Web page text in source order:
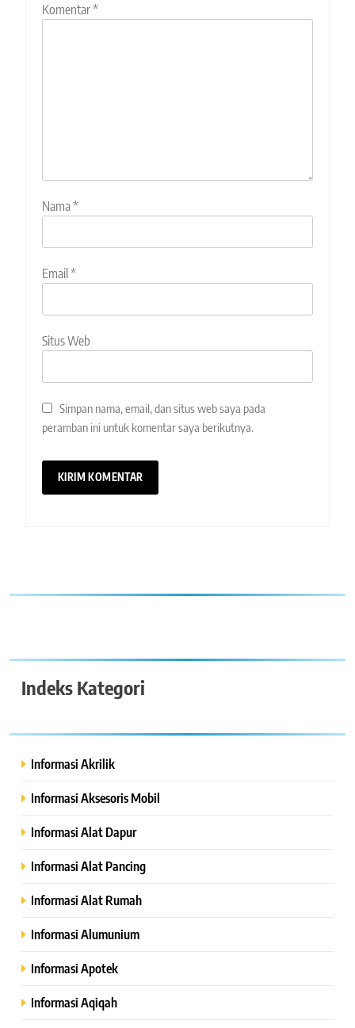
Komentar*
Nama*
Email*
Situs Web
Simpan nama, email, dan situs web saya pada
peramban ini untuk komentar saya berikutnya.
Indeks Kategori
Informasi Akrilik
Informasi Aksesoris Mobil
Informasi Alat Dapur
Informasi Alat Pancing
Informasi Alat Rumah
Informasi Alumunium
Informasi Apotek
Informasi Aqiqah